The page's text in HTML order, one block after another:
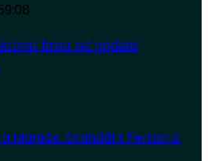
hrou od podání